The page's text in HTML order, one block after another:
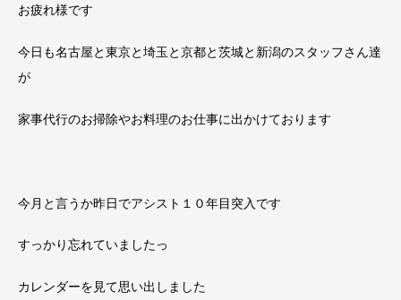
お疲れ様です
今日も名古屋と東京と埼玉と京都と茨城と新潟のスタッフさん達
が
家事代行のお掃除やお料理のお仕事に出かけております
今月と言うか昨日でアシスト１０年目突入です
すっかり忘れていましたっ
カレンダーを見て思い出しました